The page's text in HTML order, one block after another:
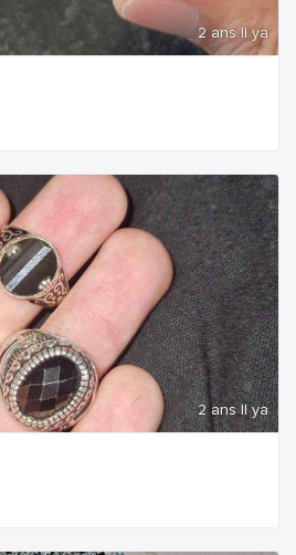
2 ans Il ya
2 ans Il ya